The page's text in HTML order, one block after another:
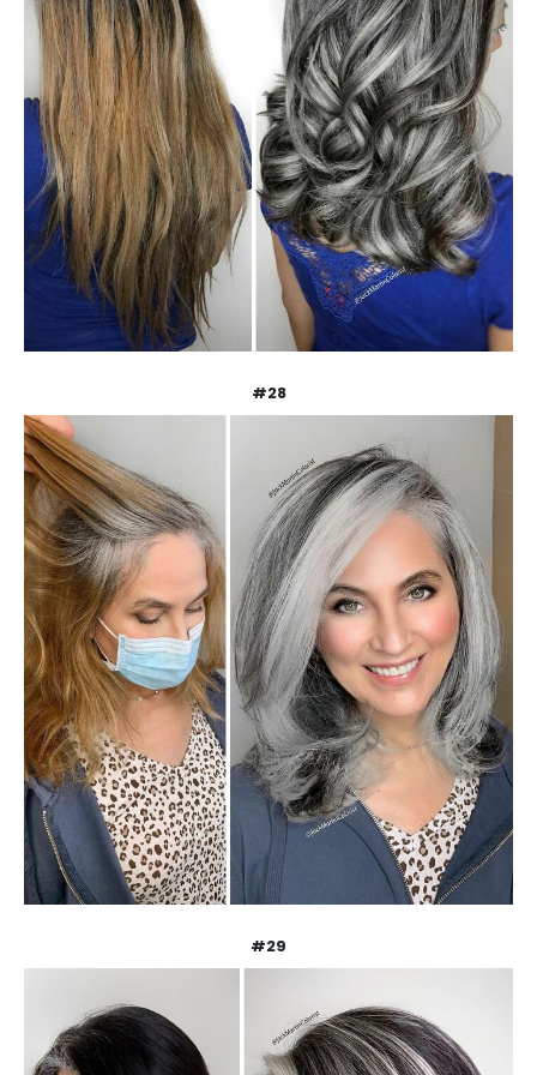
#28
#29
KONTAKT
+421 901 762 147
EMAIL:
ahoj@lalala.sk
SME DOSTUPNÍ:
Pon - Pia/ 9:00 - 15:00
INFORMAČNÉ MENU
O Lalala
Reklama
Podmienky používania
Reklamačný poriadok
Kontakt
Ženské košele a blúzky na leto – pohodlie,
proporcionalita a štýl v teplých dňoch
11. mája 2026